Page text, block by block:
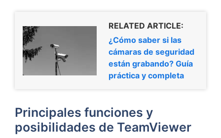
RELATED ARTICLE:
¿Cómo saber si las
cámaras de seguridad
están grabando? Guía
práctica y completa
Principales funciones y
posibilidades de TeamViewer